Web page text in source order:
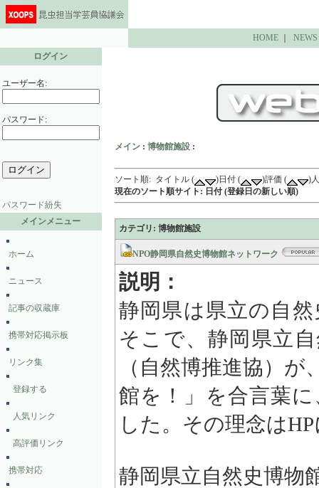
HOME ｜NEWS
ログイン
ユーザー名:
パスワード:
パスワード紛失
メインメニュー
ホーム
ニュース
記事の収蔵庫
携帯対応掲示板
リンク集
登録する
人気リンク
高評価リンク
携帯対応
メイン : 博物館施設 :
ソート順: タイトル ( )日付 ( )評価 (
)
現在のソート順サイト: 日付 (登録日の新しい順)
カテゴリ: 博物館施設
NPO静岡県自然史博物館ネットワーク
説明：
静岡県は県立の自
そこで、静岡県立
（自然博推進協）
館を！」を合言葉
した。その理念は
静岡県立自然史博物